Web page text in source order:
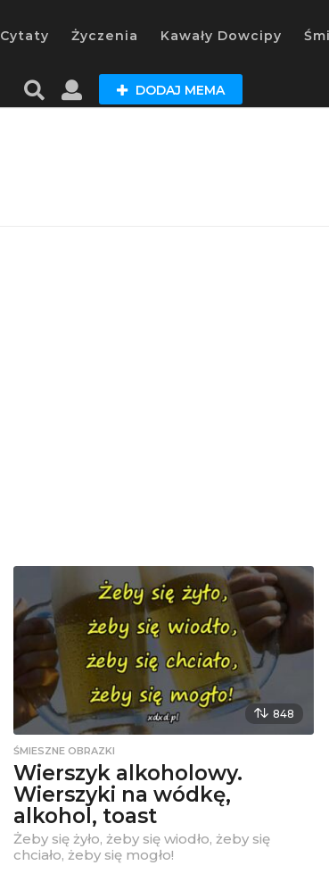
Cytaty Życzenia Kawały Dowcipy
DODAJ MEMA
848
ŚMIESZNE OBRAZKI
Wierszyk alkoholowy.
Wierszyki na wódkę,
alkohol, toast
Żeby się żyło, żeby się wiodło, żeby się
chciało, żeby się mogło!